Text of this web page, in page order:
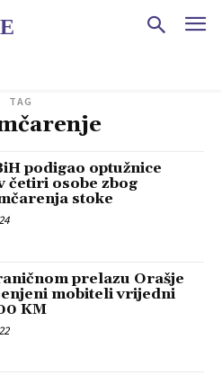
TAG
podigao optužnice
četiri osobe zbog
stoke
prelazu Orašje
mobiteli vrijedni
KM